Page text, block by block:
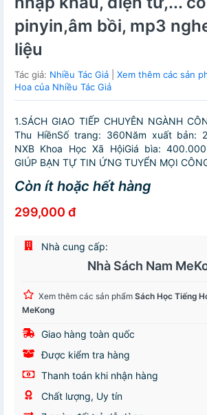
pinyin,âm bồi, mp3
liệu
Tác giả: Nhiều Tác Giả
Xem thêm các sản
Hoa của Nhiều Tác Giả
1.SÁCH GIAO TIẾP CHUYÊN NGÀNH
Thu HiềnSố trang: 360Năm xuất bản:
NXB Khoa Học Xã HộiGiá bìa:
GIÚP BẠN TỰ TIN ỨNG TUYỂN MỌI
Còn ít hoặc hết hàng
299,000 đ
Nhà cung cấp:
Nhà Sách Nam
Xem thêm các sản phẩm Sách Học Tiếng
MeKong
Giao hàng toàn quốc
Được kiểm tra hàng
Thanh toán khi nhận hàng
Chất lượng, Uy tín